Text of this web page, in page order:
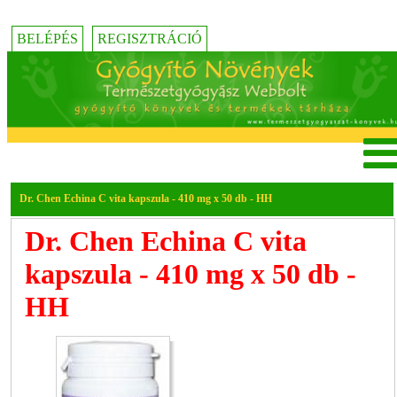
BELÉPÉS REGISZTRÁCIÓ
Dr. Chen Echina C vita kapszula - 410 mg x 50 db - HH
Dr. Chen Echina C vita
kapszula - 410 mg x 50 db -
HH